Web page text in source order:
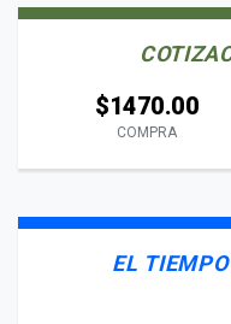
$1470.00
COMPRA
EL